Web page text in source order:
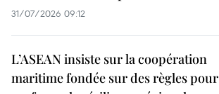
31/07/2026 09:12
L’ASEAN insiste sur la coopération
maritime fondée sur des règles pour